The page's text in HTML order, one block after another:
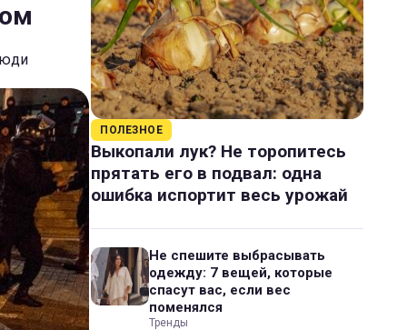
ПОЛЕЗНОЕ
Выкопали лук? Не торопитесь
прятать его в подвал: одна
ошибка испортит весь урожай
Не спешите выбрасывать
одежду: 7 вещей, которые
спасут вас, если вес
поменялся
Тренды